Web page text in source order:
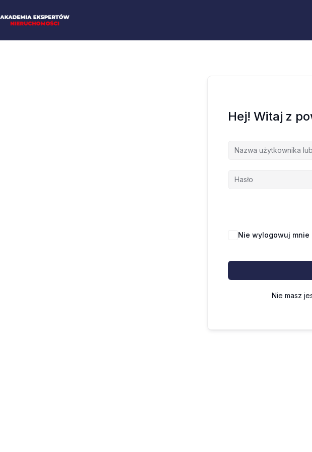
Hej! Witaj z
Nie wylogowuj mnie
Nie masz